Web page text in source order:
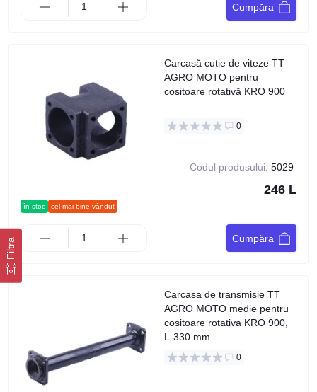
Filtra
Cumpăra
în stoc cel mai bine vândut
Carcasă cutie de viteze TT
AGRO MOTO pentru
cositoare rotativă KRO 900
0
Codul produsului: 5029
246 L
Cumpăra
Carcasa de transmisie TT
AGRO MOTO medie pentru
cositoare rotativa KRO 900,
L-330 mm
0